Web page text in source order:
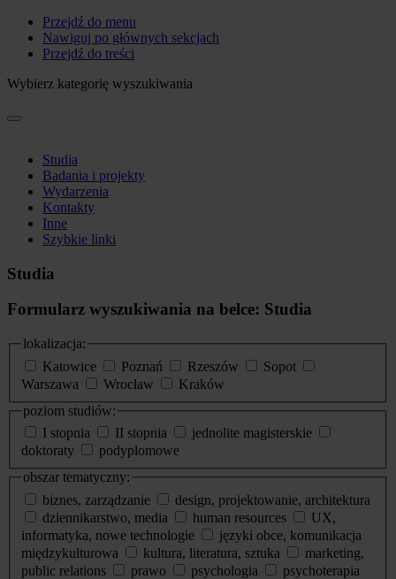
Przejdź do menu
Nawiguj po głównych sekcjach
Przejdź do treści
Wybierz kategorię wyszukiwania
Studia
Badania i projekty
Wydarzenia
Kontakty
Inne
Szybkie linki
Studia
Formularz wyszukiwania na belce: Studia
lokalizacja:
Katowice
Poznań Rzeszów
Sopot
Warszawa
Wrocław
Kraków
poziom studiów:
I stopnia
II stopnia
jednolite magisterskie
doktoraty
podyplomowe
obszar tematyczny:
biznes, zarządzanie
design, projektowanie, architektura
dziennikarstwo, media
human resources
UX,
informatyka, nowe technologie
języki obce, komunikacja
międzykulturowa
kultura, literatura, sztuka
marketing,
public relations
prawo psychologia
psychoterapia